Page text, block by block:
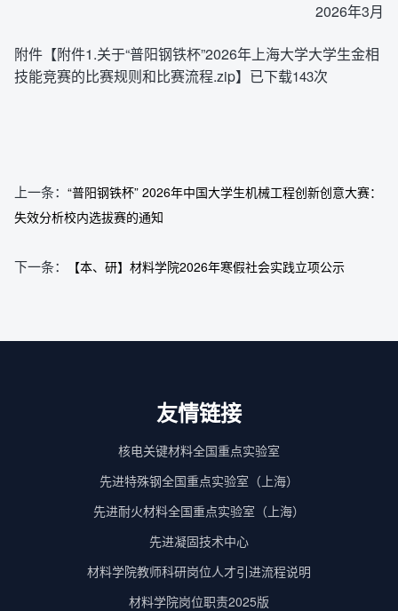
2026年3月
附件【附件1.关于“普阳钢铁杯”2026年上海大学大学生金相
技能竞赛的比赛规则和比赛流程.zip】已下载143次
上一条： “普阳钢铁杯” 2026年中国大学生机械工程创新创意大赛：
失效分析校内选拔赛的通知
下一条： 【本、研】材料学院2026年寒假社会实践立项公示
友情链接
核电关键材料全国重点实验室
先进特殊钢全国重点实验室（上海）
先进耐火材料全国重点实验室（上海）
先进凝固技术中心
材料学院教师科研岗位人才引进流程说明
材料学院岗位职责2025版